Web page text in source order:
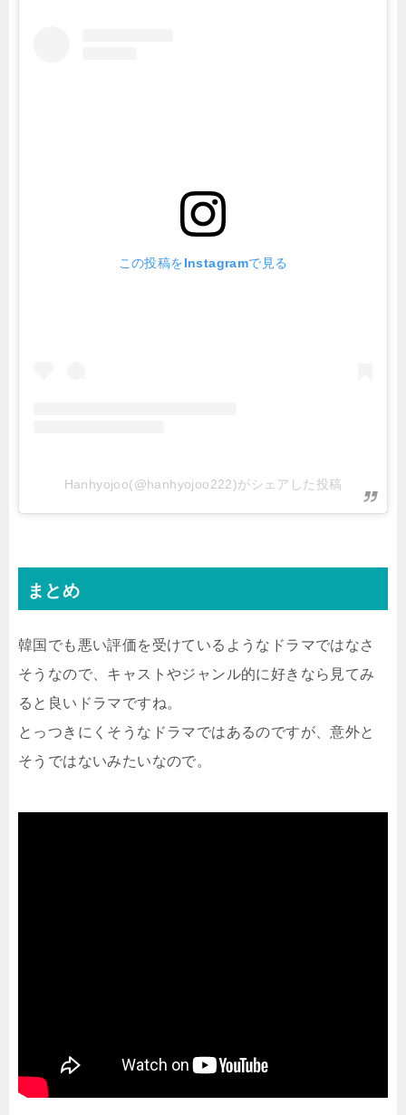
この投稿をInstagramで見る
Hanhyojoo(@hanhyojoo222)がシェアした投稿
まとめ
韓国でも悪い評価を受けているようなドラマではなさ
そうなので、キャストやジャンル的に好きなら見てみ
ると良いドラマですね。
とっつきにくそうなドラマではあるのですが、意外と
そうではないみたいなので。